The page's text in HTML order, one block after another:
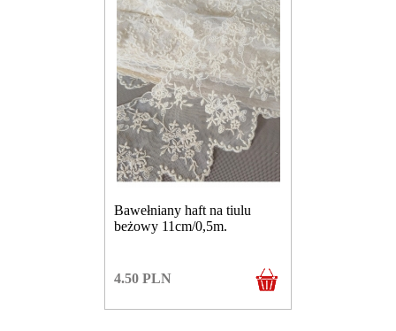
Bawełniany haft na tiulu
beżowy 11cm/0,5m.
4.50 PLN